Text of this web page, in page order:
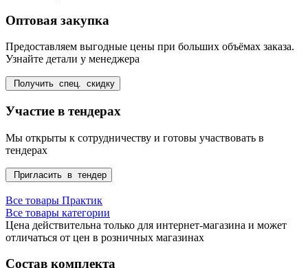
Оптовая закупка
Предоставляем выгодные цены при больших объёмах заказа.
Узнайте детали у менеджера
Получить спец. скидку
Участие в тендерах
Мы открыты к сотрудничеству и готовы участвовать в
тендерах
Пригласить в тендер
Все товары Практик
Все товары категории
Цена действительна только для интернет-магазина и может
отличаться от цен в розничных магазинах
Состав комплекта